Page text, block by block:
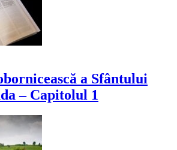
a Sfântului
– Capitolul 1